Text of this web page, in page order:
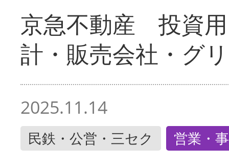
京急不動産 投資
計・販売会社・グ
2025.11.14
民鉄・公営・三セク 営業・